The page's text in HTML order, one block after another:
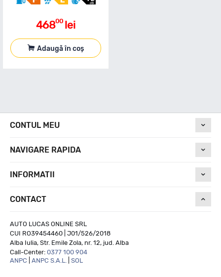
46800 lei
Adaugă în coș
CONTUL MEU
NAVIGARE RAPIDA
INFORMATII
CONTACT
AUTO LUCAS ONLINE SRL
CUI RO39454460 | J01/526/2018
Alba Iulia, Str. Emile Zola, nr. 12, jud. Alba
Call-Center: 0377 100 904
ANPC
ANPC S.A.L. SOL